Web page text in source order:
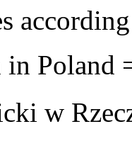
Poland
w